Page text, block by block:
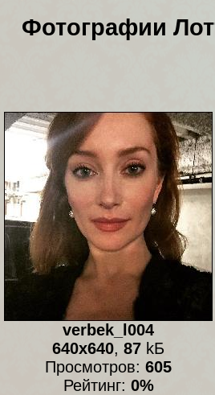
Фотографии
verbek_l004
640x640, 87 kБ
Просмотров: 605
Рейтинг: 0%